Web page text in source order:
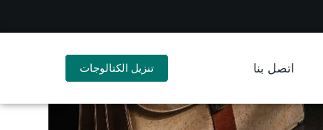
اتصل بنا تنزيل الكتالوجات